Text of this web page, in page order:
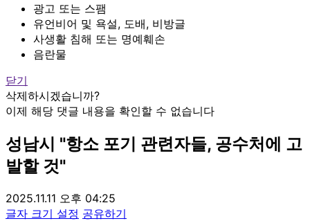
광고 또는 스팸
유언비어 및 욕설, 도배, 비방글
사생활 침해 또는 명예훼손
음란물
닫기
삭제하시겠습니까?
이제 해당 댓글 내용을 확인할 수 없습니다
성남시 "항소 포기 관련자들, 공수처에 고
발할 것"
2025.11.11 오후 04:25
글자 크기 설정 공유하기